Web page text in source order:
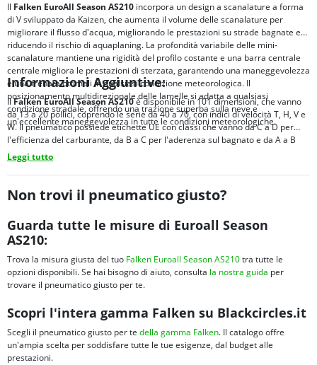
Il Falken EuroAll Season AS210 incorpora un design a scanalature a forma
di V sviluppato da Kaizen, che aumenta il volume delle scanalature per
migliorare il flusso d'acqua, migliorando le prestazioni su strade bagnate e
riducendo il rischio di aquaplaning. La profondità variabile delle mini-
scanalature mantiene una rigidità del profilo costante e una barra centrale
centrale migliora le prestazioni di sterzata, garantendo una maneggevolezza
e una frenata ottimali in qualsiasi condizione meteorologica. Il
posizionamento multidirezionale delle lamelle si adatta a qualsiasi
condizione stradale, offrendo una trazione superba sulla neve e
un'eccellente maneggevolezza in tutte le condizioni meteorologiche.
Informazioni Aggiuntive:
IlFalken EuroAll Season AS210è disponibile in 101 dimensioni, che vanno
da 13 a 20 pollici, coprendo le serie da 40 a 70, con indici di velocità T, H, V e
W. Il pneumatico possiede etichette UE con classi che vanno da C a D per
l'efficienza del carburante, da B a C per l'aderenza sul bagnato e da A a B
per il rumore esterno, con valori di rumore compresi tra 69 e 72 dB.
Leggi tutto
Non trovi il pneumatico giusto?
Guarda tutte le misure di Euroall Season
AS210:
Trova la misura giusta del tuo Falken Euroall Season AS210tra tutte le
opzioni disponibili. Se hai bisogno di aiuto, consulta la nostra guida per
trovare il pneumatico giusto per te.
Scopri l'intera gamma Falken su Blackcircles.it
Scegli il pneumatico giusto per te della gamma Falken. Il catalogo offre
un'ampia scelta per soddisfare tutte le tue esigenze, dal budget alle
prestazioni.